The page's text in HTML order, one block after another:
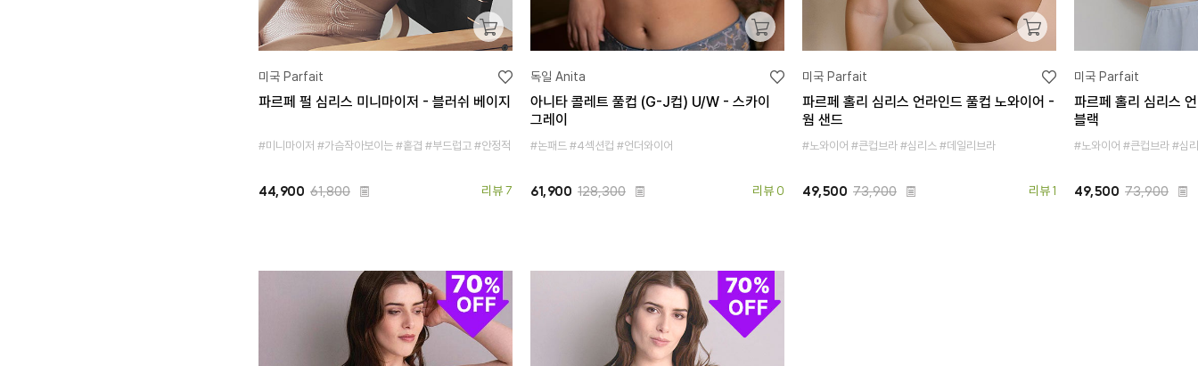
미국 Parfait
파르페 펄 심리스 미니마이저 - 블러쉬 베이지
#미니마이저 #가슴작아보이는 #홑겹 #부드럽고 #안정적
44,900 61,800 리뷰 7
독일 Anita
아니타 콜레트 풀컵 (G-J컵) U/W - 스카이
그레이
#논패드 #4섹션컵 #언더와이어
61,900 128,300 리뷰 0
미국 Parfait
파르페 홀리 심리스 언라인드 풀컵 노와이어 -
웜 샌드
#노와이어 #큰컵브라 #심리스 #데일리브라
49,500 73,900 리뷰 1
미국 Parfait
파르페 홀리 심리스
블랙
#노와이어 #큰컵브라 #심
49,500 73,900